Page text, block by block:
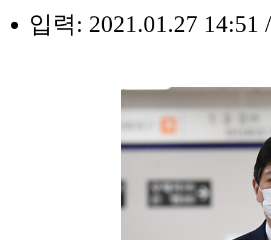
입력: 2021.01.27 14:51